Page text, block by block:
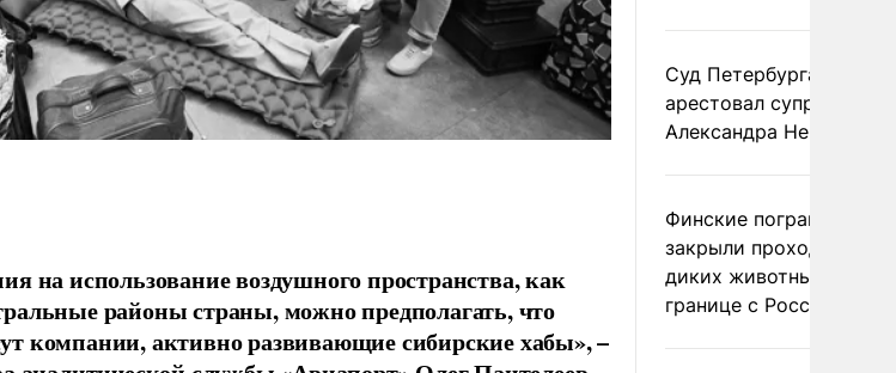
на использование воздушного пространства, как
районы страны, можно предполагать, что
компании, активно развивающие сибирские хабы», –
Суд Петербурга заочно
арестовал супругу
Александра Невзорова
Финские пограничники
закрыли проходы для
диких животных на
границе с Россией